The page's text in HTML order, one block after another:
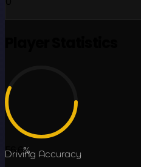
56.6%
Driving Accuracy